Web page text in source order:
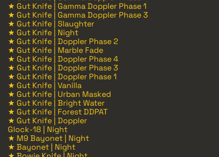
★ Gut Knife | Gamma Doppler Phase 1
★ Gut Knife | Gamma Doppler Phase 3
★ Gut Knife | Slaughter
★ Gut Knife | Night
★ Gut Knife | Doppler Phase 2
★ Gut Knife | Marble Fade
★ Gut Knife | Doppler Phase 4
★ Gut Knife | Doppler Phase 3
★ Gut Knife | Doppler Phase 1
★ Gut Knife | Vanilla
★ Gut Knife | Urban Masked
★ Gut Knife | Bright Water
★ Gut Knife | Forest DDPAT
★ Gut Knife | Doppler
Glock-18 | Night
★ M9 Bayonet | Night
★ Bayonet | Night